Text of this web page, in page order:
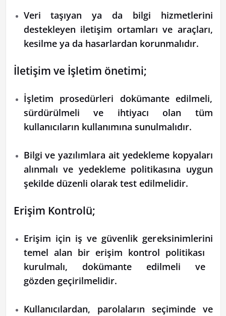
Veri taşıyan ya da bilgi hizmetlerini
destekleyen iletişim ortamları ve araçları,
kesilme ya da hasarlardan korunmalıdır.
İletişim ve İşletim önetimi;
İşletim prosedürleri dokümante edilmeli,
sürdürülmeli ve ihtiyacı olan tüm
kullanıcıların kullanımına sunulmalıdır.
Bilgi ve yazılımlara ait yedekleme kopyaları
alınmalı ve yedekleme politikasına uygun
şekilde düzenli olarak test edilmelidir.
Erişim Kontrolü;
Erişim için iş ve güvenlik gereksinimlerini
temel alan bir erişim kontrol politikası
kurulmalı, dokümante edilmeli ve
gözden geçirilmelidir.
Kullanıcılardan, parolaların seçiminde ve